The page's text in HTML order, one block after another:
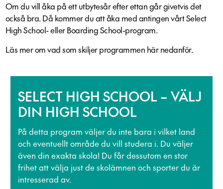
Om du vill åka på ett utbytesår efter ettan går givetvis det
också bra. Då kommer du att åka med antingen vårt Select
High School- eller Boarding School-program.
Läs mer om vad som skiljer programmen här nedanför.
SELECT HIGH SCHOOL – VÄLJ
DIN HIGH SCHOOL
På detta program väljer du inte bara i vilket land
och eventuellt område du vill studera i. Du väljer
även din exakta skola! Du får dessutom en stor
frihet att välja just de skolämnen och sporter du är
intresserad av.